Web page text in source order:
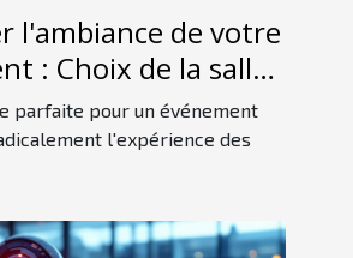
l'ambiance de votre
: Choix de la salle
parfaite pour un événement
l'expérience des